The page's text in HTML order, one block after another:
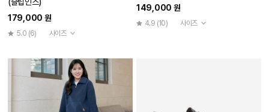
179,000 원
5.0 (6) 사이즈
149,000 원
4.9 (10) 사이즈